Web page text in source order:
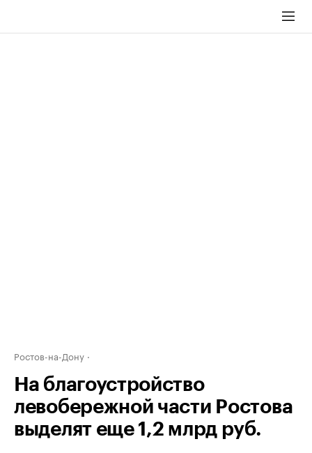
Ростов-на-Дону
На благоустройство
левобережной части Ростова
выделят еще 1,2 млрд руб.